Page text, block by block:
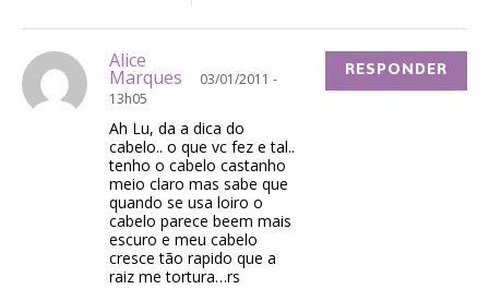
Alice
Marques
03/01/2011 -
13h05
Ah Lu, da a dica do
cabelo.. o que vc fez e tal..
tenho o cabelo castanho
meio claro mas sabe que
quando se usa loiro o
cabelo parece beem mais
escuro e meu cabelo
cresce tão rapido que a
raiz me tortura…rs
RESPONDER